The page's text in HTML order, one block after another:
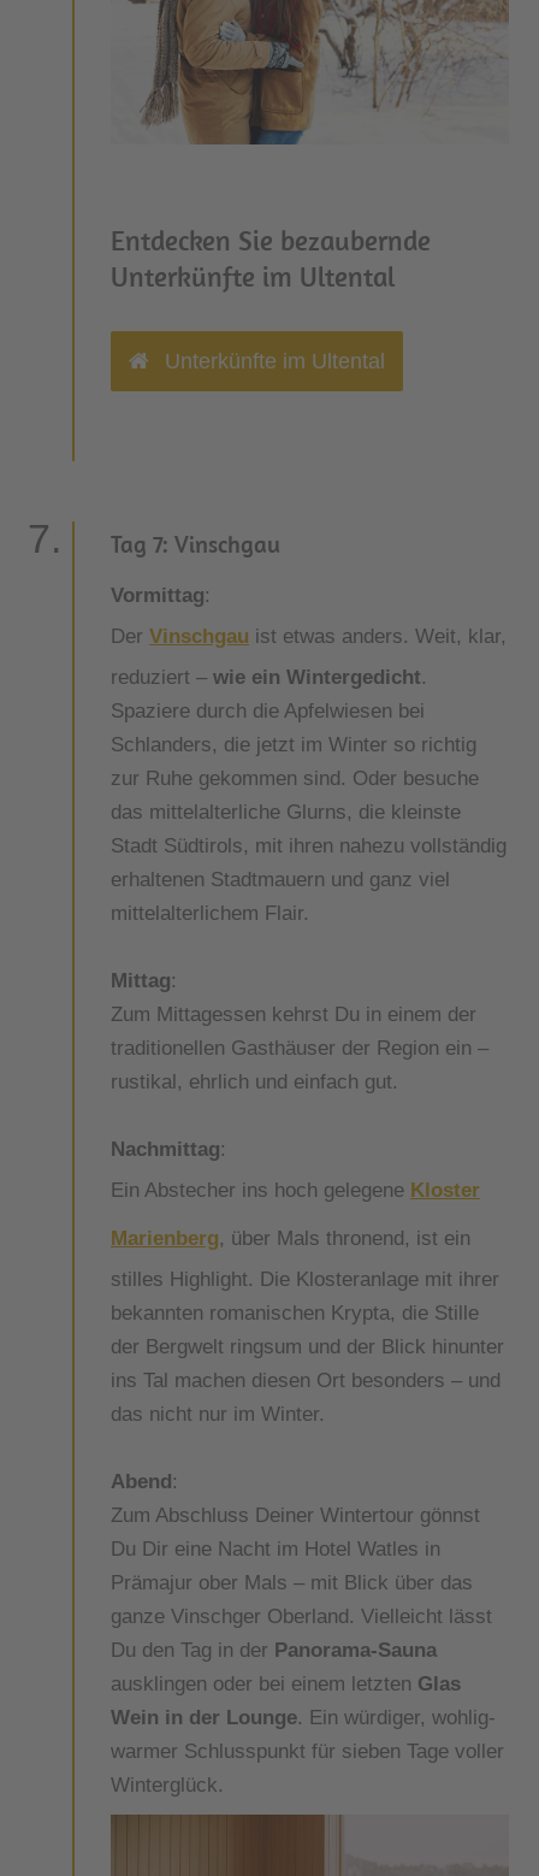
Entdecken Sie bezaubernde
Unterkünfte im Ultental
Unterkünfte im Ultental
Tag 7: Vinschgau
Vormittag:
Der Vinschgau ist etwas anders. Weit, klar,
reduziert – wie ein Wintergedicht.
Spaziere durch die Apfelwiesen bei
Schlanders, die jetzt im Winter so richtig
zur Ruhe gekommen sind. Oder besuche
das mittelalterliche Glurns, die kleinste
Stadt Südtirols, mit ihren nahezu vollständig
erhaltenen Stadtmauern und ganz viel
mittelalterlichem Flair.
Mittag:
Zum Mittagessen kehrst Du in einem der
traditionellen Gasthäuser der Region ein –
rustikal, ehrlich und einfach gut.
Nachmittag:
Ein Abstecher ins hoch gelegene Kloster
Marienberg, über Mals thronend, ist ein
stilles Highlight. Die Klosteranlage mit ihrer
bekannten romanischen Krypta, die Stille
der Bergwelt ringsum und der Blick hinunter
ins Tal machen diesen Ort besonders – und
das nicht nur im Winter.
Abend :
Zum Abschluss Deiner Wintertour gönnst
Du Dir eine Nacht im Hotel Watles in
Prämajur ober Mals – mit Blick über das
ganze Vinschger Oberland. Vielleicht lässt
Du den Tag in der Panorama-Sauna
ausklingen oder bei einem letzten Glas
Wein in der Lounge. Ein würdiger, wohlig-
warmer Schlusspunkt für sieben Tage voller
Winterglück.